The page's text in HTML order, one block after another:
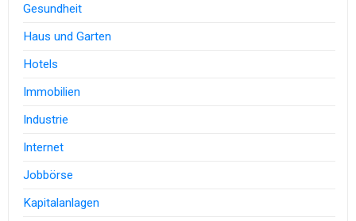
Gesundheit
Haus und Garten
Hotels
Immobilien
Industrie
Internet
Jobbörse
Kapitalanlagen